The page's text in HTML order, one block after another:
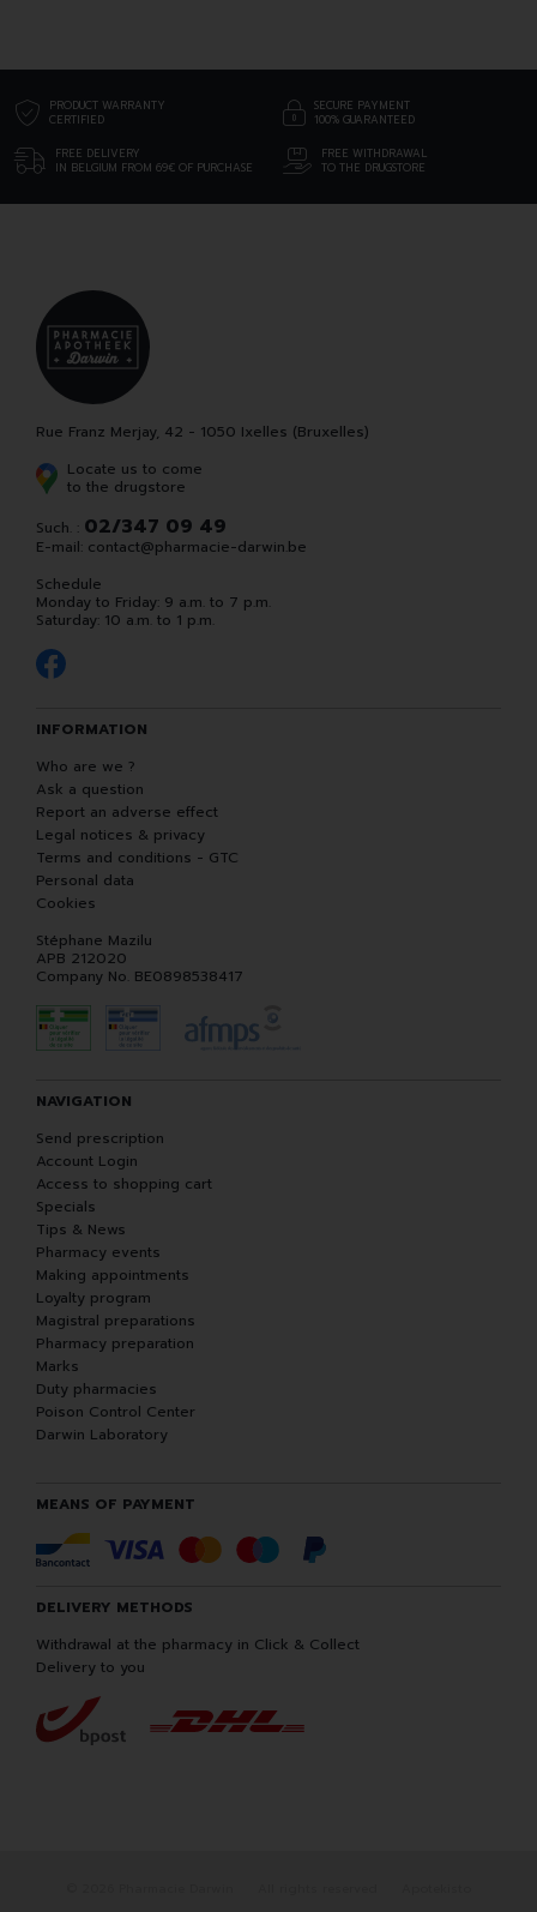
PRODUCT WARRANTY
CERTIFIED
SECURE PAYMENT
100% GUARANTEED
FREE DELIVERY
IN BELGIUM FROM 69€ OF PURCHASE
FREE WITHDRAWAL
TO THE DRUGSTORE
Rue Franz Merjay, 42 - 1050 Ixelles (Bruxelles)
Locate us to come
to the drugstore
Such. : 02/347 09 49
E-mail: contact@pharmacie-darwin.be
Schedule
Monday to Friday: 9 a.m. to 7 p.m.
Saturday: 10 a.m. to 1 p.m.
INFORMATION
Who are we ?
Ask a question
Report an adverse effect
Legal notices & privacy
Terms and conditions - GTC
Personal data
Cookies
Stéphane Mazilu
APB 212020
Company No. BE0898538417
NAVIGATION
Send prescription
Account Login
Access to shopping cart
Specials
Tips & News
Pharmacy events
Making appointments
Loyalty program
Magistral preparations
Pharmacy preparation
Marks
Duty pharmacies
Poison Control Center
Darwin Laboratory
MEANS OF PAYMENT
DELIVERY METHODS
Withdrawal at the pharmacy in Click & Collect
Delivery to you